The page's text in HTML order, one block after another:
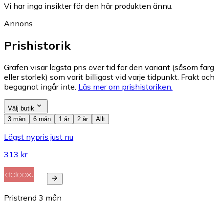
Vi har inga insikter för den här produkten ännu.
Annons
Prishistorik
Grafen visar lägsta pris över tid för den variant (såsom färg
eller storlek) som varit billigast vid varje tidpunkt. Frakt och
begagnat ingår inte. Läs mer om prishistoriken.
Välj butik
3 mån
6 mån 1 år 2 år Allt
Lägst nypris just nu
313 kr
Pristrend 3 mån